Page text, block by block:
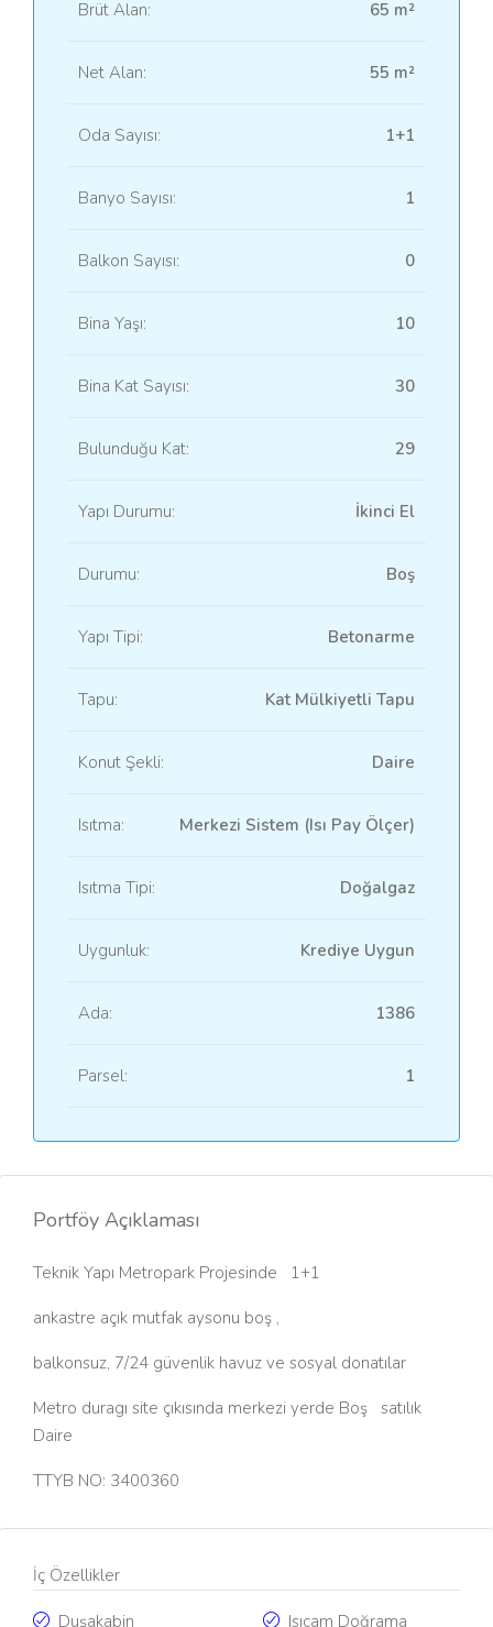
Brüt Alan: 65 m²
Net Alan: 55 m²
Oda Sayısı: 1+1
Banyo Sayısı: 1
Balkon Sayısı: 0
Bina Yaşı: 10
Bina Kat Sayısı: 30
Bulunduğu Kat: 29
Yapı Durumu: İkinci El
Durumu: Boş
Yapı Tipi: Betonarme
Tapu: Kat Mülkiyetli Tapu
Konut Şekli: Daire
Isıtma: Merkezi Sistem (Isı Pay Ölçer)
Isıtma Tipi: Doğalgaz
Uygunluk: Krediye Uygun
Ada: 1386
Parsel: 1
Portföy Açıklaması
Teknik Yapı Metropark Projesinde 1+1
ankastre açık mutfak aysonu boş ,
balkonsuz, 7/24 güvenlik havuz ve sosyal donatılar
Metro duragı site çıkısında merkezi yerde Boş satılık
Daire
TTYB NO: 3400360
İç Özellikler
Duşakabin Isıcam Doğrama